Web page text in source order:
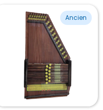
Ancien